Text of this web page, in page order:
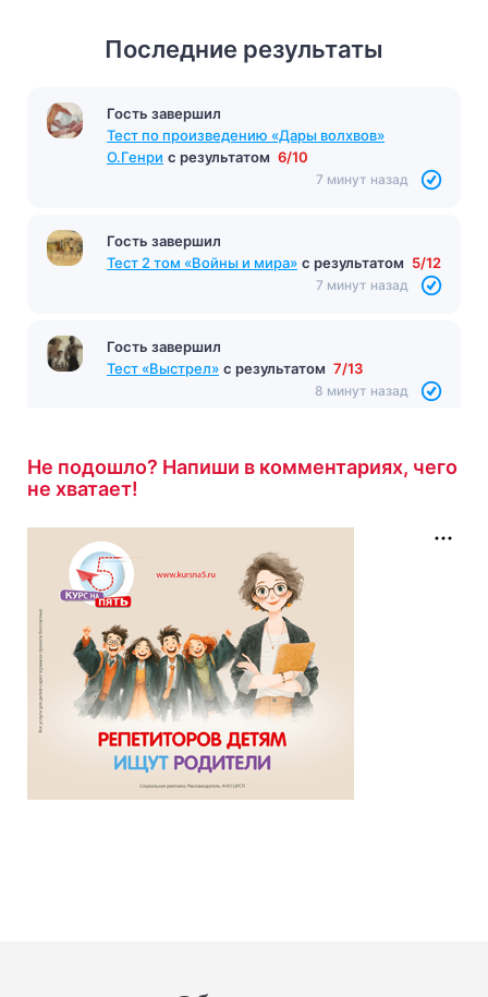
Последние результаты
Гость завершил
Тест по произведению «Дары волхвов»
О.Генри с результатом 6/10
7 минут назад
Гость завершил
Тест 2 том «Войны и мира» с результатом 5/12
7 минут назад
Гость завершил
Тест «Выстрел» с результатом 7/13
8 минут назад
Не подошло? Напиши в комментариях, чего
не хватает!